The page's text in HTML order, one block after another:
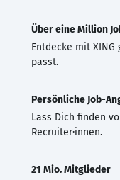
Über eine Million
Entdecke mit
passt.
Persönliche Job-
Lass Dich finden
Recruiter·innen.
21 Mio. Mitglieder